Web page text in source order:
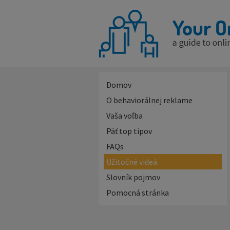
Domov
O behaviorálnej reklame
Vaša voľba
Päť top tipov
FAQs
Užitočné videá
Slovník pojmov
Pomocná stránka